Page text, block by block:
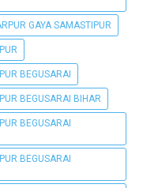
GAYA SAMASTIPUR
BEGUSARAI
BEGUSARAI BIHAR
BEGUSARAI
BEGUSARAI